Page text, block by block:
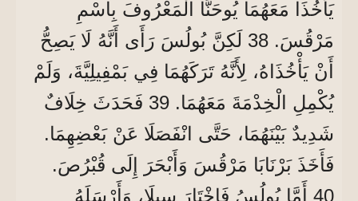
يَأْخُذَا مَعَهُمَا يُوحَنَّا الْمَعْرُوفَ بِاسْمِ
مَرْقُسَ. 38 لَكِنَّ بُولُسَ رَأَى أَنَّهُ لَا يَصِحُّ
أَنْ يَأْخُذَاهُ، لِأَنَّهُ تَرَكَهُمَا فِي بَمْفِيلِيَّةَ، وَلَمْ
يُكْمِلِ الْخِدْمَةَ مَعَهُمَا. 39 فَحَدَثَ خِلَافٌ
شَدِيدٌ بَيْنَهُمَا، حَتَّى انْفَصَلَا عَنْ بَعْضِهِمَا.
فَأَخَذَ بَرْنَابَا مَرْقُسَ وَأَبْحَرَ إِلَى قُبْرُصَ.
40 أَمَّا بُولُسُ فَاخْتَارَ سِيلَا، وَأَرْسَلَهُ